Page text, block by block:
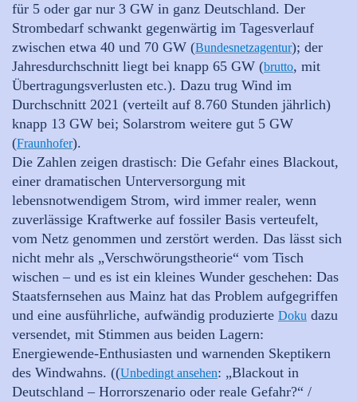
für 5 oder gar nur 3 GW in ganz Deutschland. Der
Strombedarf schwankt gegenwärtig im Tagesverlauf
zwischen etwa 40 und 70 GW (Bundesnetzagentur); der
Jahresdurchschnitt liegt bei knapp 65 GW (brutto, mit
Übertragungsverlusten etc.). Dazu trug Wind im
Durchschnitt 2021 (verteilt auf 8.760 Stunden jährlich)
knapp 13 GW bei; Solarstrom weitere gut 5 GW
(Fraunhofer).
Die Zahlen zeigen drastisch: Die Gefahr eines Blackout,
einer dramatischen Unterversorgung mit
lebensnotwendigem Strom, wird immer realer, wenn
zuverlässige Kraftwerke auf fossiler Basis verteufelt,
vom Netz genommen und zerstört werden. Das lässt sich
nicht mehr als „Verschwörungstheorie“ vom Tisch
wischen – und es ist ein kleines Wunder geschehen: Das
Staatsfernsehen aus Mainz hat das Problem aufgegriffen
und eine ausführliche, aufwändig produzierte Doku dazu
versendet, mit Stimmen aus beiden Lagern:
Energiewende-Enthusiasten und warnenden Skeptikern
des Windwahns. ((Unbedingt ansehen: „Blackout in
Deutschland – Horrorszenario oder reale Gefahr?“ /